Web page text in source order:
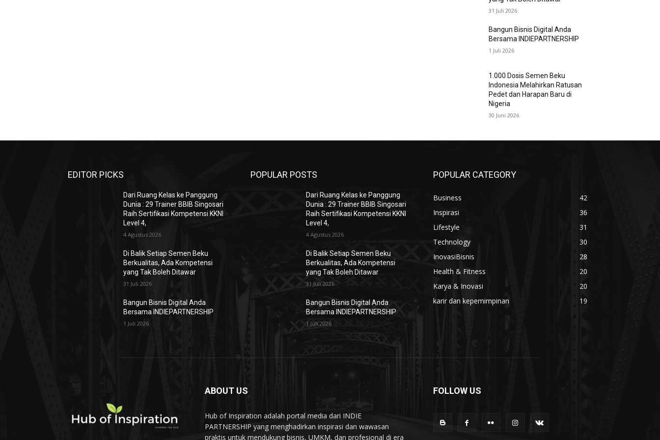
31 Juli 2026
Bangun Bisnis Digital Anda
Bersama INDIEPARTNERSHIP
1 Juli 2026
1.000 Dosis Semen Beku
Indonesia Melahirkan Ratusan
Pedet dan Harapan Baru di
Nigeria
30 Juni 2026
EDITOR PICKS
Dari Ruang Kelas ke Panggung
Dunia : 29 Trainer BBIB Singosari
Raih Sertifikasi Kompetensi KKNI
Level 4,
4 Agustus 2026
Di Balik Setiap Semen Beku
Berkualitas, Ada Kompetensi
yang Tak Boleh Ditawar
31 Juli 2026
Bangun Bisnis Digital Anda
Bersama INDIEPARTNERSHIP
1 Juli 2026
POPULAR POSTS
Dari Ruang Kelas ke Panggung
Dunia : 29 Trainer BBIB Singosari
Raih Sertifikasi Kompetensi KKNI
Level 4,
4 Agustus 2026
Di Balik Setiap Semen Beku
Berkualitas, Ada Kompetensi
yang Tak Boleh Ditawar
31 Juli 2026
Bangun Bisnis Digital Anda
Bersama INDIEPARTNERSHIP
1 Juli 2026
POPULAR CATEGORY
Business
42
Inspirasi
36
Lifestyle
31
Technology
30
InovasiBisnis
28
Health & Fitness
20
Karya & Inovasi
20
karir dan kepemimpinan
19
ABOUT US
Hub of Inspiration adalah portal media dari INDIE
PARTNERSHIP yang menghadirkan inspirasi dan wawasan
praktis untuk mendukung bisnis, UMKM, dan profesional di era
FOLLOW US